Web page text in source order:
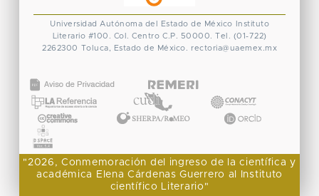
Universidad Autónoma del Estado de México
Instituto
Literario #100. Col. Centro C.P. 50000. Tel. (01-722)
2262300 Toluca, Estado de México. rectoria@uaemex.mx
"2026, Conmemoración del ingreso de la científica y
académica Elena Cárdenas Guerrero al Instituto
científico Literario"